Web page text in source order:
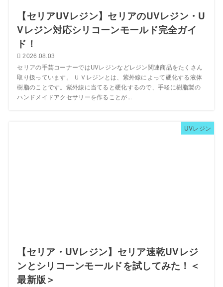
【セリアUVレジン】セリアのUVレジン・U
Vレジン対応シリコーンモールド完全ガイ
ド！
2026.08.03
セリアの手芸コーナーではUVレジンなどレジン関連商品をたくさん
取り扱っています。 ＵＶレジンとは、紫外線によって硬化する液体
樹脂のことです。紫外線に当てると硬化するので、手軽に樹脂製の
ハンドメイドアクセサリーを作ることが...
UVレジン
【セリア・UVレジン】セリア速乾UVレジ
ンとシリコーンモールドを試してみた！＜
最新版＞